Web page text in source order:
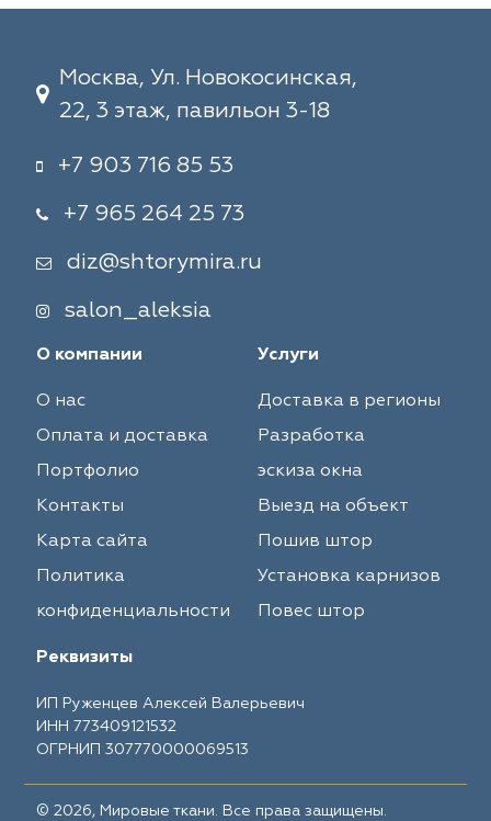
Москва, Ул. Новокосинская,
22, 3 этаж, павильон 3-18
+7 903 716 85 53
+7 965 264 25 73
diz@shtorymira.ru
salon_aleksia
О компании
О нас
Оплата и доставка
Портфолио
Контакты
Карта сайта
Политика
конфиденциальности
Услуги
Доставка в регионы
Разработка
эскиза окна
Выезд на объект
Пошив штор
Установка карнизов
Повес штор
Реквизиты
ИП Руженцев Алексей Валерьевич
ИНН 773409121532
ОГРНИП 307770000069513
© 2026, Мировые ткани. Все права защищены.